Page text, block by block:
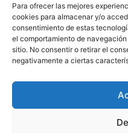
Para ofrecer las mejores
cookies para almacenar y/o
consentimiento de estas
el comportamiento de
sitio. No consentir o retirar el
negativamente a ciertas
SOBRE
"Descubre en
justicia española. Obtén
y encuentra información
blog dedicado a